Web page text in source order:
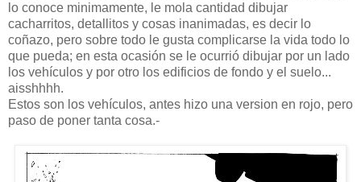
lo conoce minimamente, le mola cantidad dibujar
cacharritos, detallitos y cosas inanimadas, es decir lo
coñazo, pero sobre todo le gusta complicarse la vida todo lo
que pueda; en esta ocasión se le ocurrió dibujar por un lado
los vehículos y por otro los edificios de fondo y el suelo...
aisshhhh.
Estos son los vehículos, antes hizo una version en rojo, pero
paso de poner tanta cosa.-